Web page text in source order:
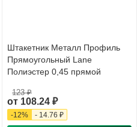
Штакетник Металл Профиль
Прямоугольный Lane
Полиэстер 0,45 прямой
от 108.24 ₽
123 ₽
-12% - 14.76 ₽